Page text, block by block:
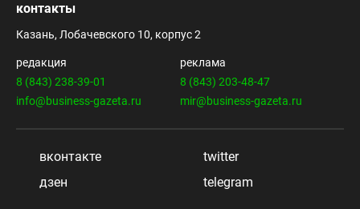
контакты
Казань, Лобачевского 10, корпус 2
редакция
8 (843) 238-39-01
info@business-gazeta.ru
реклама
8 (843) 203-48-47
mir@business-gazeta.ru
вконтакте
twitter
дзен
telegram